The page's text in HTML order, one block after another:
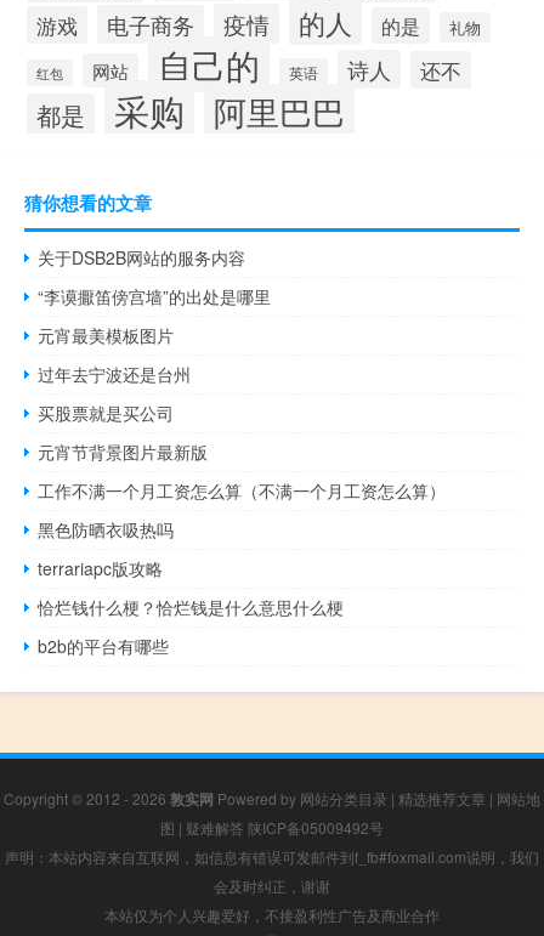
游戏 电子商务 疫情 的人 的是 礼物
红包 网站 自己的 英语 诗人 还不
都是 采购 阿里巴巴
猜你想看的文章
关于DSB2B网站的服务内容
“李谟擫笛傍宫墙”的出处是哪里
元宵最美模板图片
过年去宁波还是台州
买股票就是买公司
元宵节背景图片最新版
工作不满一个月工资怎么算（不满一个月工资怎么算）
黑色防晒衣吸热吗
terrariapc版攻略
恰烂钱什么梗？恰烂钱是什么意思什么梗
b2b的平台有哪些
Copyright © 2012 - 2026 敦实网 Powered by 网站分类目录 | 精选推荐文章 | 网站地
图 | 疑难解答 陕ICP备05009492号
声明：本站内容来自互联网，如信息有错误可发邮件到f_fb#foxmail.com说明，我们
会及时纠正，谢谢
本站仅为个人兴趣爱好，不接盈利性广告及商业合作